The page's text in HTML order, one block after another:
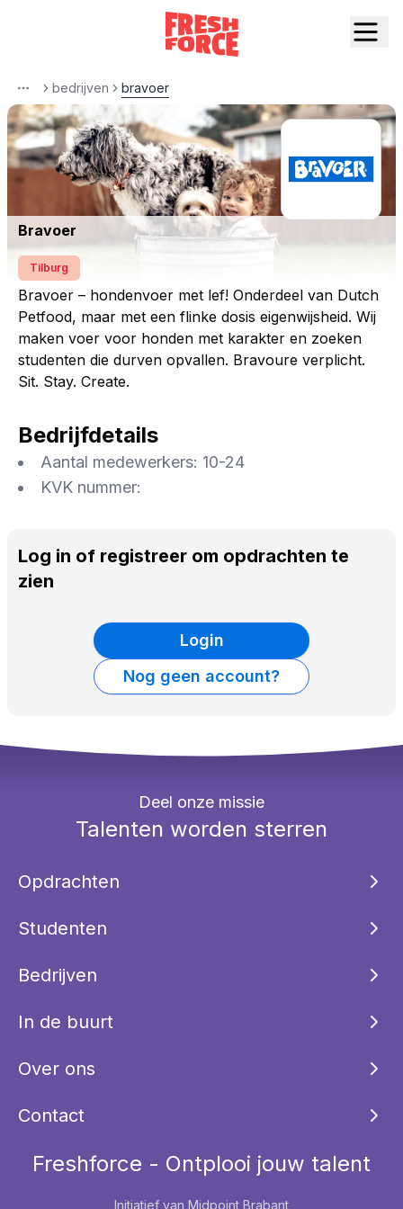
Morebedrijven bravoer
Bravoer
Tilburg
Bravoer – hondenvoer met lef! Onderdeel van Dutch
Petfood, maar met een flinke dosis eigenwijsheid. Wij
maken voer voor honden met karakter en zoeken
studenten die durven opvallen. Bravoure verplicht.
Sit. Stay. Create.
Bedrijfdetails
Aantal medewerkers: 10-24
KVK nummer:
Log in of registreer om opdrachten te
zien
Login
Nog geen account?
Deel onze missie
Talenten worden sterren
Opdrachten
Studenten
Bedrijven
In de buurt
Over ons
Contact
Freshforce - Ontplooi jouw talent
Initiatief van Midpoint Brabant